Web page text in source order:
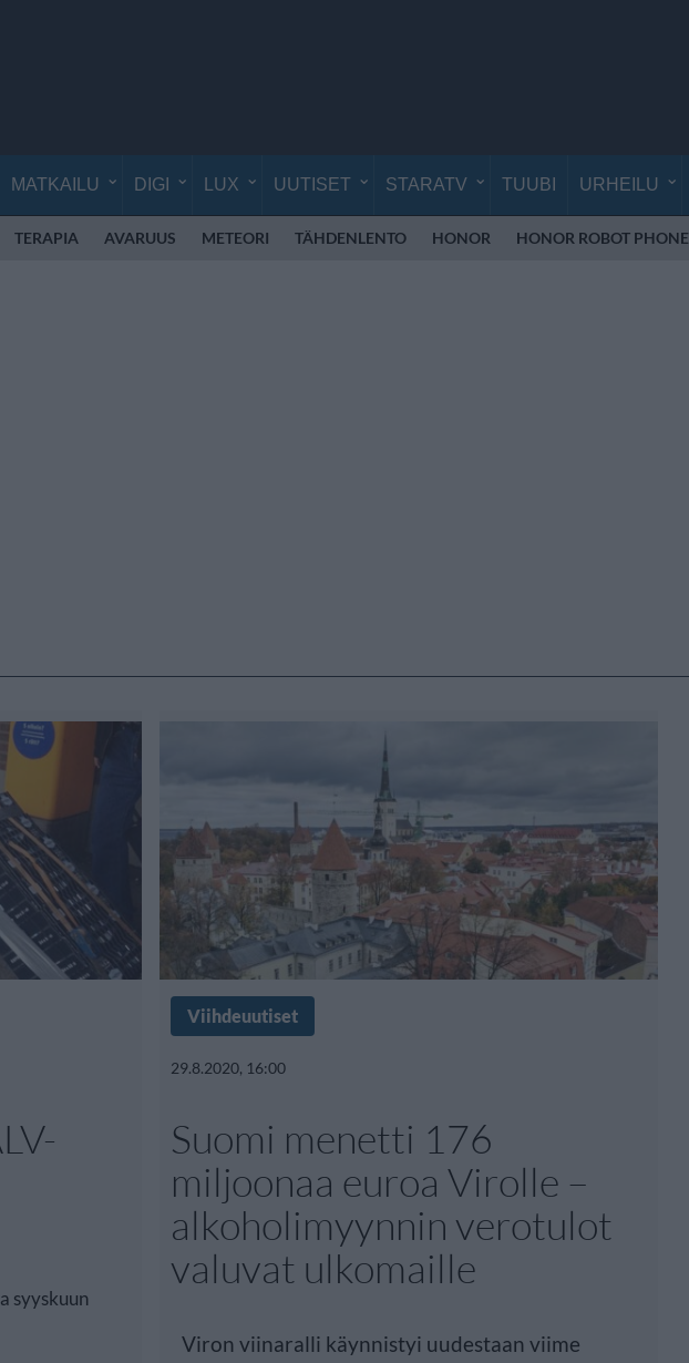
MATKAILU DIGI LUX UUTISET STARATV TUUBI URHEILU
TERAPIA AVARUUS METEORI TÄHDENLENTO HONOR HONOR ROBOT PHONE
syyskuun
Viihdeuutiset
29.8.2020, 16:00
Suomi menetti 176
miljoonaa euroa Virolle –
alkoholimyynnin verotulot
valuvat ulkomaille
Viron viinaralli käynnistyi uudestaan viime